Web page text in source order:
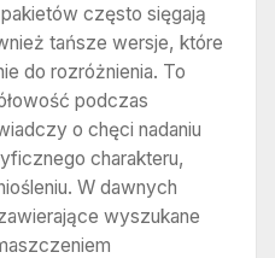
często sięgają
tańsze wersje, które
do rozróżnienia. To
podczas
o chęci nadaniu
charakteru,
W dawnych
wyszukane